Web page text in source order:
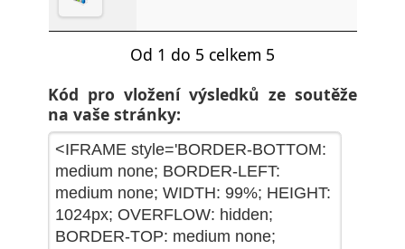
Od 1 do 5 celkem 5
Kód pro vložení výsledků ze soutěže
na vaše stránky: